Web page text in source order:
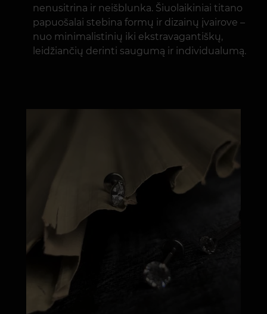
nenusitrina ir neišblunka. Šiuolaikiniai titano
papuošalai stebina formų ir dizainų įvairove –
nuo minimalistinių iki ekstravagantiškų,
leidžiančių derinti saugumą ir individualumą.